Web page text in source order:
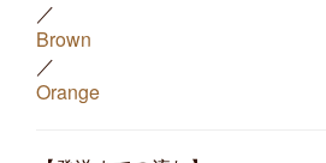
／
Brown
／
Orange